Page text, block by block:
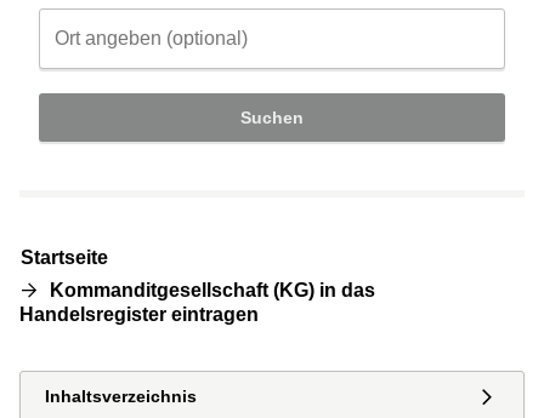
Suchen
Startseite
Kommanditgesellschaft (KG) in das
Handelsregister eintragen
Inhaltsverzeichnis